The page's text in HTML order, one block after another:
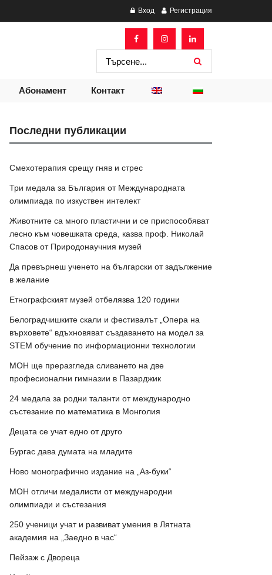
Вход Регистрация
Абонамент Контакт
Последни публикации
Смехотерапия срещу гняв и стрес
Три медала за България от Международната
олимпиада по изкуствен интелект
Животните са много пластични и се приспособяват
лесно към човешката среда, казва проф. Николай
Спасов от Природонаучния музей
Да превърнеш ученето на български от задължение
в желание
Етнографският музей отбелязва 120 години
Белоградчишките скали и фестивалът „Опера на
върховете“ вдъхновяват създаването на модел за
STEM обучение по информационни технологии
МОН ще преразгледа сливането на две
професионални гимназии в Пазарджик
24 медала за родни таланти от международно
състезание по математика в Монголия
Децата се учат едно от друго
Бургас дава думата на младите
Ново монографично издание на „Аз-буки“
МОН отличи медалисти от международни
олимпиади и състезания
250 ученици учат и развиват умения в Лятната
академия на „Заедно в час“
Пейзаж с Двореца